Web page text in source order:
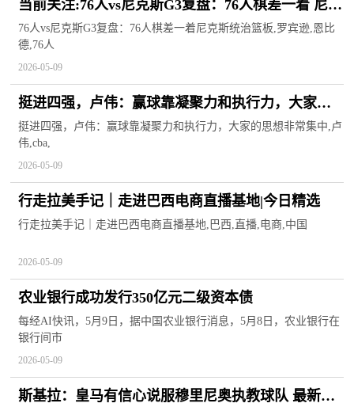
当前关注:76人vs尼克斯G3复盘：76人棋差一着 尼克
斯统治篮板
76人vs尼克斯G3复盘：76人棋差一着尼克斯统治篮板,罗宾逊,恩比
德,76人
2026-05-09
挺进四强，卢伟：赢球靠凝聚力和执行力，大家的
思想非常集中
挺进四强，卢伟：赢球靠凝聚力和执行力，大家的思想非常集中,卢
伟,cba,
2026-05-09
行走拉美手记｜走进巴西电商直播基地|今日精选
行走拉美手记｜走进巴西电商直播基地,巴西,直播,电商,中国
2026-05-09
农业银行成功发行350亿元二级资本债
每经AI快讯，5月9日，据中国农业银行消息，5月8日，农业银行在
银行间市
2026-05-09
斯基拉：皇马有信心说服穆里尼奥执教球队 最新资